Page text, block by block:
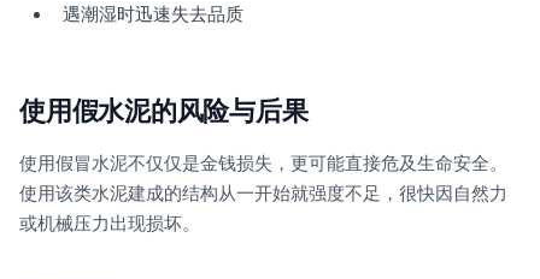
遇潮湿时迅速失去品质
使用假水泥的风险与后果
使用假冒水泥不仅仅是金钱损失，更可能直接危及生命安全。
使用该类水泥建成的结构从一开始就强度不足，很快因自然力
或机械压力出现损坏。